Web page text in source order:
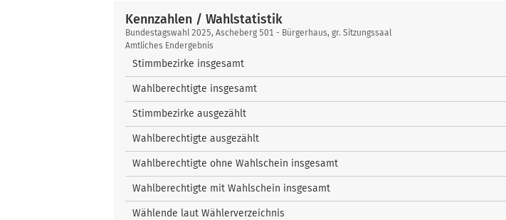
Kennzahlen / Wahlstatistik
Kennzahlen
/
Wahlstatistik
Bundestagswahl 2025, Ascheberg 501 - Bürgerhaus, gr. Sitzungssaal
Amtliches Endergebnis
Stimmbezirke insgesamt
Wahlberechtigte insgesamt
Stimmbezirke ausgezählt
Wahlberechtigte ausgezählt
Wahlberechtigte ohne Wahlschein insgesamt
Wahlberechtigte mit Wahlschein insgesamt
Wählende laut Wählerverzeichnis